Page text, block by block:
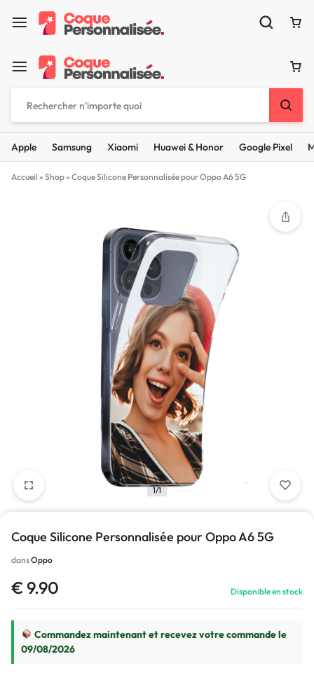
Apple Samsung Xiaomi Huawei & Honor Google Pixel
Accueil » Shop» Coque Silicone Personnalisée pour Oppo A6 5G
1/1
Coque Silicone Personnalisée pour Oppo A6 5G
dansOppo
€ 9.90 Disponible en stock
Commandez maintenant et recevez votre commande le
09/08/2026